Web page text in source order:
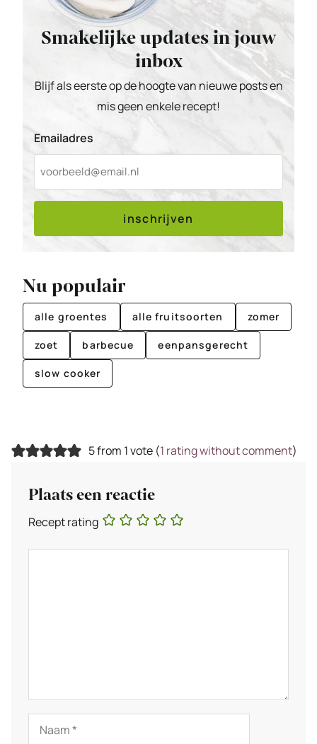
Smakelijke updates in jouw
inbox
Blijf als eerste op de hoogte van nieuwe posts en
mis geen enkele recept!
Emailadres
inschrijven
Nu populair
alle groentes alle fruitsoorten zomer
zoet barbecue eenpansgerecht
slow cooker
5 from 1 vote (1 rating without comment)
Plaats een reactie
Recept rating
Naam